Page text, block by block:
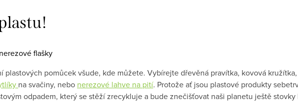
plastových pomůcek všude, kde můžete. Vybírejte dřevěná pravítka, kovová
na svačiny, nebo nerezové lahve na pití. Protože ať jsou plastové produkty
odpadem, který se stěží zrecykluje a bude znečišťovat naši planetu ještě stovky